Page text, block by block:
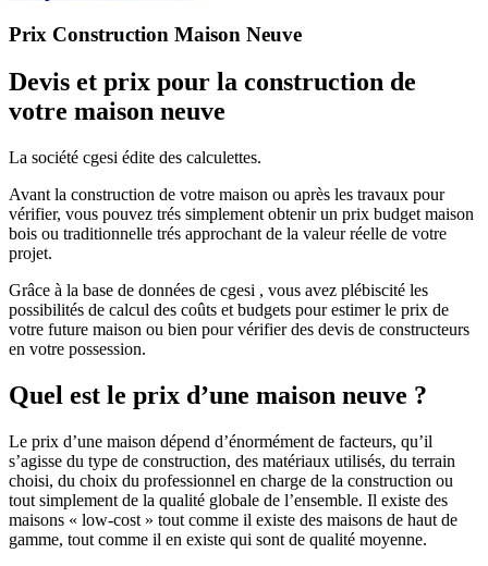
Prix Construction Maison Neuve
Devis et prix pour la construction de
votre maison neuve
La société cgesi édite des calculettes.
Avant la construction de votre maison ou après les travaux pour
vérifier, vous pouvez trés simplement obtenir un prix budget maison
bois ou traditionnelle trés approchant de la valeur réelle de votre
projet.
Grâce à la base de données de cgesi , vous avez plébiscité les
possibilités de calcul des coûts et budgets pour estimer le prix de
votre future maison ou bien pour vérifier des devis de constructeurs
en votre possession.
Quel est le prix d’une maison neuve ?
Le prix d’une maison dépend d’énormément de facteurs, qu’il
s’agisse du type de construction, des matériaux utilisés, du terrain
choisi, du choix du professionnel en charge de la construction ou
tout simplement de la qualité globale de l’ensemble. Il existe des
maisons « low-cost » tout comme il existe des maisons de haut de
gamme, tout comme il en existe qui sont de qualité moyenne.